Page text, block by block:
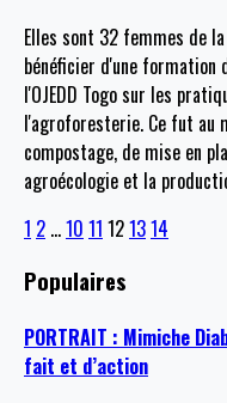
Elles sont 32 femmes de
bénéficier d'une formation
l'OJEDD Togo sur les
l'agroforesterie. Ce fut au
compostage, de mise en
agroécologie et la
1 2 …10 11 121314
Populaires
PORTRAIT : Mimiche
fait et d’action